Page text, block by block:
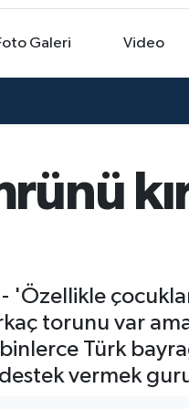
Galeri Video
'Özellikle
torunu var
Türk
destek vermek